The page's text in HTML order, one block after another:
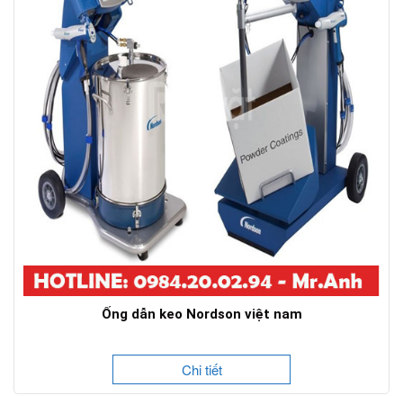
Ống dẫn keo Nordson việt nam
Chi tiết